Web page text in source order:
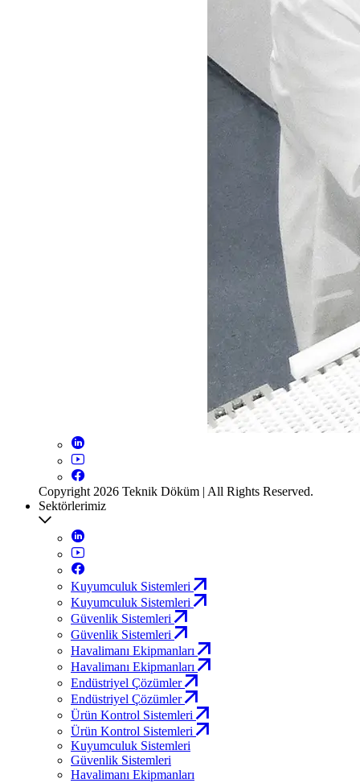
Copyright 2026 Teknik Döküm | All Rights Reserved.
Sektörlerimiz
Kuyumculuk Sistemleri
Kuyumculuk Sistemleri
Güvenlik Sistemleri
Güvenlik Sistemleri
Havalimanı Ekipmanları
Havalimanı Ekipmanları
Endüstriyel Çözümler
Endüstriyel Çözümler
Ürün Kontrol Sistemleri
Ürün Kontrol Sistemleri
Kuyumculuk Sistemleri
Güvenlik Sistemleri
Havalimanı Ekipmanları